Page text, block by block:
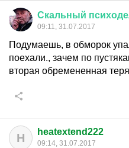
Скальный
09:11, 31.07.2017
Подумаешь, в обморок
поехали., зачем по
вторая обремененная
H heatextend222
09:14, 31.07.2017